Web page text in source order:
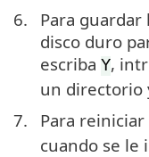
6.
Para guardar
disco duro
escriba Y,
un directorio
7.
Para reiniciar
cuando se le